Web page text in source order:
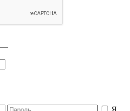
—
Я